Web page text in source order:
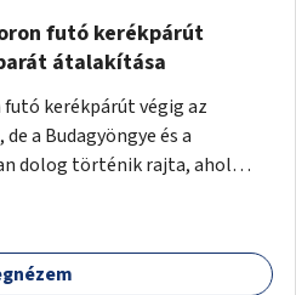
futó kerékpárút
átalakítása
kerékpárút végig az
a Budagyöngye és a
dolog történik rajta, ahol
egy oktató jellegű,
ahol a gyerekek a valós